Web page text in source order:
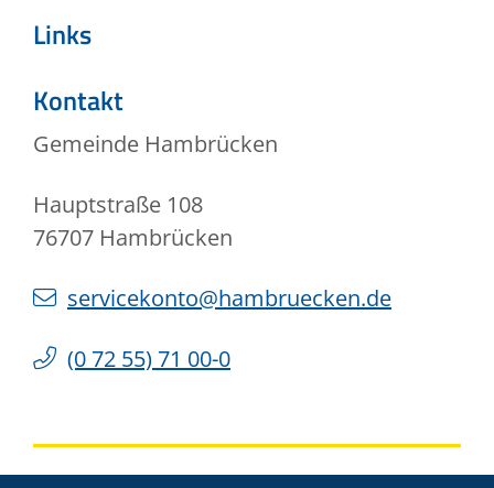
Links
Kontakt
Gemeinde Hambrücken
Hauptstraße 108
76707 Hambrücken
servicekonto@hambruecken.de
(072 55) 71 00-0